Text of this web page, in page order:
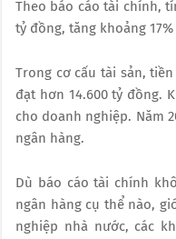
Theo báo cáo tài chính,
tỷ đồng, tăng khoảng
Trong cơ cấu tài sản,
đạt hơn 14.600 tỷ đồng.
cho doanh nghiệp. Năm
ngân hàng.
Dù báo cáo tài chính
ngân hàng cụ thể nào,
nghiệp nhà nước, các